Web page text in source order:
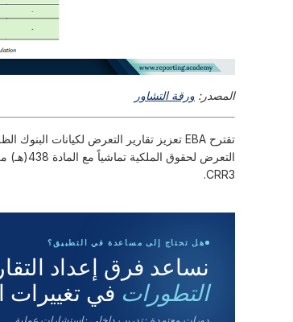
المصدر: ورقة التشاور
CRR3.
هل تحتاج إلى مساعدة في التطبيق؟
نساعد فرق إعداد
التطورات في تغييرات